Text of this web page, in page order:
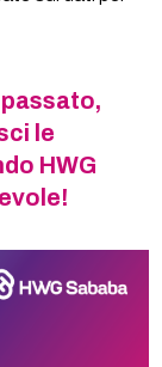
passato,
le
HWG